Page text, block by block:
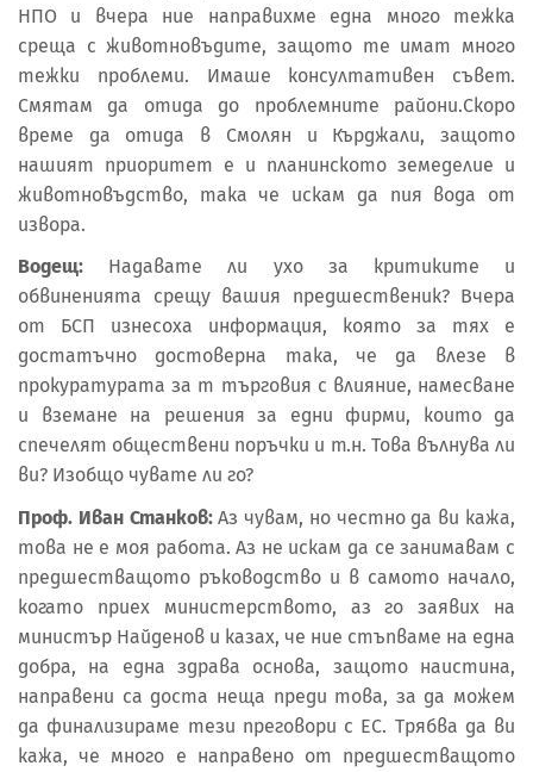
НПО и вчера ние направихме една много тежка
среща с животновъдите, защото те имат много
тежки проблеми. Имаше консултативен съвет.
Смятам да отида до проблемните райони.Скоро
време да отида в Смолян и Кърджали, защото
нашият приоритет е и планинското земеделие и
животновъдство, така че искам да пия вода от
извора.
Водещ: Надавате ли ухо за критиките и
обвиненията срещу вашия предшественик? Вчера
от БСП изнесоха информация, която за тях е
достатъчно достоверна така, че да влезе в
прокуратурата за т търговия с влияние, намесване
и вземане на решения за едни фирми, които да
спечелят обществени поръчки и т.н. Това вълнува ли
ви? Изобщо чувате ли го?
Проф. Иван Станков:Аз чувам, но честно да ви кажа,
това не е моя работа. Аз не искам да се занимавам с
предшестващото ръководство и в самото начало,
когато приех министерството, аз го заявих на
министър Найденов и казах, че ние стъпваме на една
добра, на една здрава основа, защото наистина,
направени са доста неща преди това, за да можем
да финализираме тези преговори с ЕС. Трябва да ви
кажа, че много е направено от предшестващото